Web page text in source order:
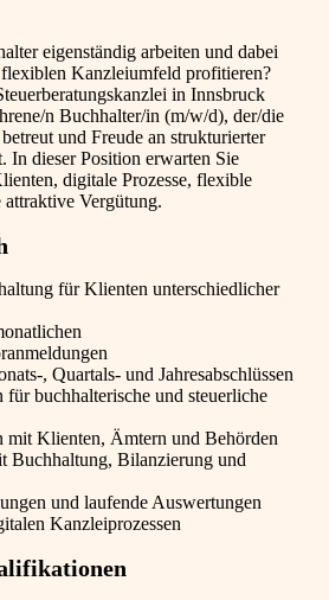
eigenständig arbeiten und dabei
Kanzleiumfeld profitieren?
in Innsbruck
n Buchhalter/in (m/w/d), der/die
und Freude an strukturierter
In dieser Position erwarten Sie
digitale Prozesse, flexible
Vergütung.
für Klienten unterschiedlicher
, Quartals- und Jahresabschlüssen
für buchhalterische und steuerliche
mit Klienten, Ämtern und Behörden
Buchhaltung, Bilanzierung und
und laufende Auswertungen
Kanzleiprozessen